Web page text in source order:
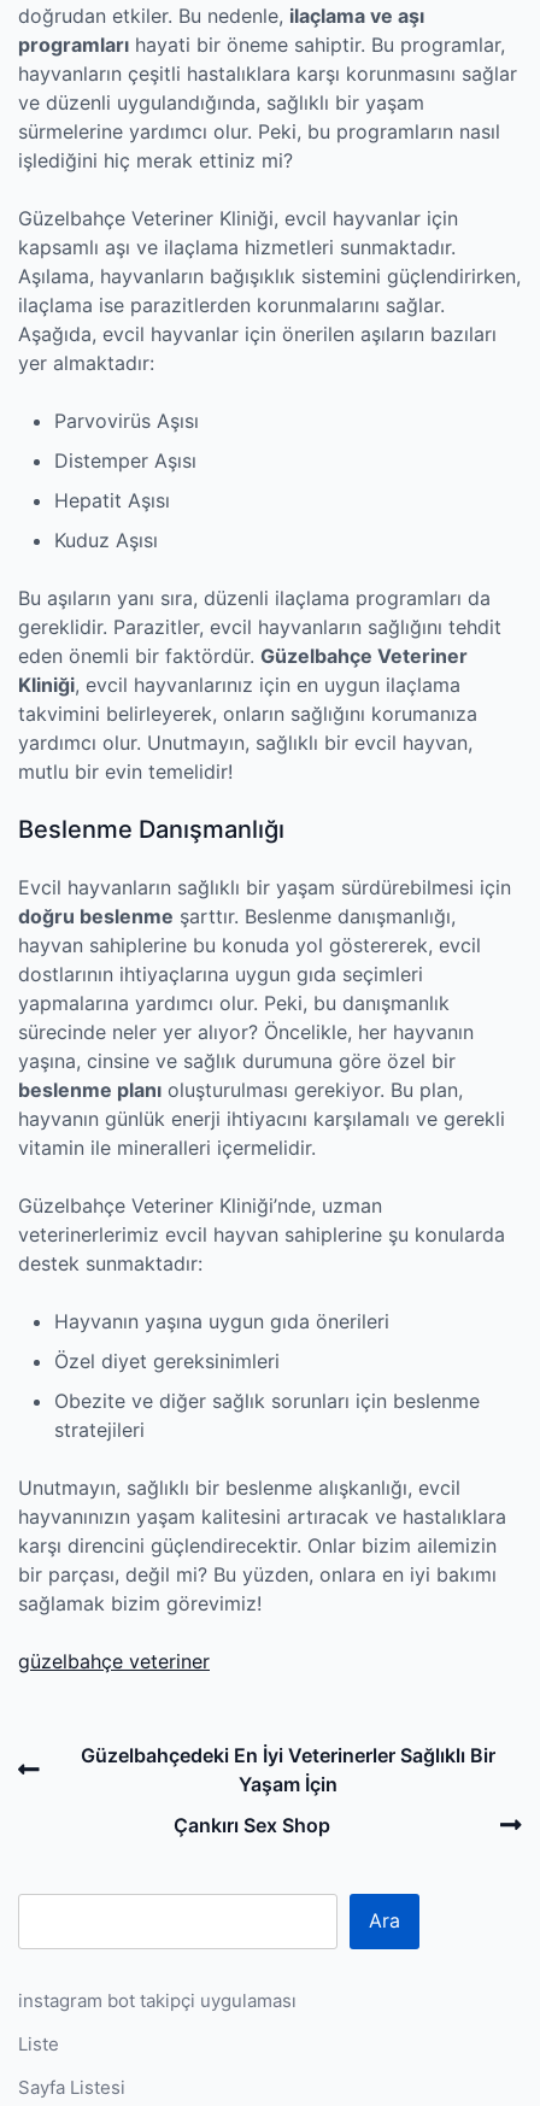
doğrudan etkiler. Bu nedenle, ilaçlama ve aşı
programları hayati bir öneme sahiptir. Bu programlar,
hayvanların çeşitli hastalıklara karşı korunmasını sağlar
ve düzenli uygulandığında, sağlıklı bir yaşam
sürmelerine yardımcı olur. Peki, bu programların nasıl
işlediğini hiç merak ettiniz mi?
Güzelbahçe Veteriner Kliniği, evcil hayvanlar için
kapsamlı aşı ve ilaçlama hizmetleri sunmaktadır.
Aşılama, hayvanların bağışıklık sistemini güçlendirirken,
ilaçlama ise parazitlerden korunmalarını sağlar.
Aşağıda, evcil hayvanlar için önerilen aşıların bazıları
yer almaktadır:
Parvovirüs Aşısı
Distemper Aşısı
Hepatit Aşısı
Kuduz Aşısı
Bu aşıların yanı sıra, düzenli ilaçlama programları da
gereklidir. Parazitler, evcil hayvanların sağlığını tehdit
eden önemli bir faktördür. Güzelbahçe Veteriner
Kliniği, evcil hayvanlarınız için en uygun ilaçlama
takvimini belirleyerek, onların sağlığını korumanıza
yardımcı olur. Unutmayın, sağlıklı bir evcil hayvan,
mutlu bir evin temelidir!
Beslenme Danışmanlığı
Evcil hayvanların sağlıklı bir yaşam sürdürebilmesi için
doğru beslenme şarttır. Beslenme danışmanlığı,
hayvan sahiplerine bu konuda yol göstererek, evcil
dostlarının ihtiyaçlarına uygun gıda seçimleri
yapmalarına yardımcı olur. Peki, bu danışmanlık
sürecinde neler yer alıyor? Öncelikle, her hayvanın
yaşına, cinsine ve sağlık durumuna göre özel bir
beslenme planı oluşturulması gerekiyor. Bu plan,
hayvanın günlük enerji ihtiyacını karşılamalı ve gerekli
vitamin ile mineralleri içermelidir.
Güzelbahçe Veteriner Kliniği’nde, uzman
veterinerlerimiz evcil hayvan sahiplerine şu konularda
destek sunmaktadır:
Hayvanın yaşına uygun gıda önerileri
Özel diyet gereksinimleri
Obezite ve diğer sağlık sorunları için beslenme
stratejileri
Unutmayın, sağlıklı bir beslenme alışkanlığı, evcil
hayvanınızın yaşam kalitesini artıracak ve hastalıklara
karşı direncini güçlendirecektir. Onlar bizim ailemizin
bir parçası, değil mi? Bu yüzden, onlara en iyi bakımı
sağlamak bizim görevimiz!
güzelbahçe veteriner
PreviousGüzelbahçedeki En İyi Veterinerler Sağlıklı Bir
Yaşam İçin
Çankırı Sex Shop
Ara
instagram bot takipçi uygulaması
Liste
Sayfa Listesi